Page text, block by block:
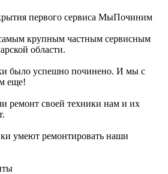
первого сервиса МыПочиним
крупным частным сервисным
области.
было успешно починено. И мы с
еще!
ремонт своей техники нам и их
умеют ремонтировать наши